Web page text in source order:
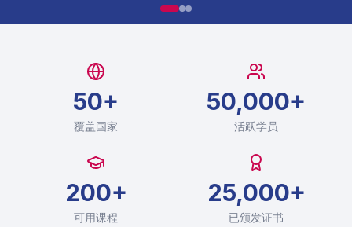
50+
覆盖国家
50,000+
活跃学员
200+
可用课程
25,000+
已颁发证书